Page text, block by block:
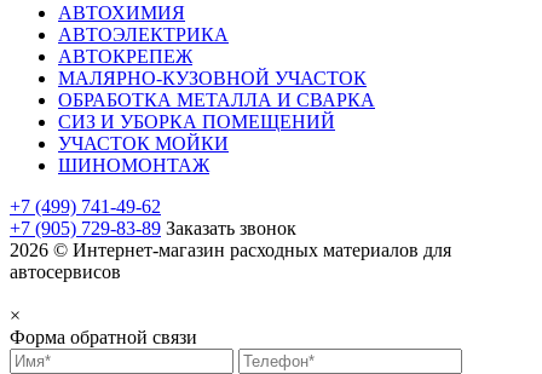
АВТОХИМИЯ
АВТОЭЛЕКТРИКА
АВТОКРЕПЕЖ
МАЛЯРНО-КУЗОВНОЙ УЧАСТОК
ОБРАБОТКА МЕТАЛЛА И СВАРКА
СИЗ И УБОРКА ПОМЕЩЕНИЙ
УЧАСТОК МОЙКИ
ШИНОМОНТАЖ
+7 (499) 741-49-62
+7 (905) 729-83-89 Заказать звонок
2026 © Интернет-магазин расходных материалов для
автосервисов
×
Форма обратной связи